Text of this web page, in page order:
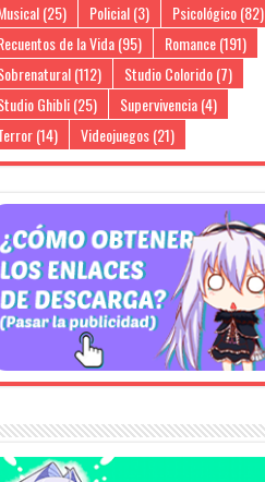
(25) Policial(3) Psicológico(82)
de la Vida(95) Romance(191)
(112) Studio Colorido(7)
Ghibli(25) Supervivencia(4)
(14) Videojuegos(21)